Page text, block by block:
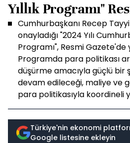
Yıllık Programı"
Cumhurbaşkanı Recep
onayladığı "2024 Yılı
Programı", Resmi Gazete'de
Programda para politikası
düşürme amacıyla güçlü bir
devam edileceği, maliye ve
para politikasıyla koordineli
Türkiye'nin ekonomi
Google listesine ekleyin